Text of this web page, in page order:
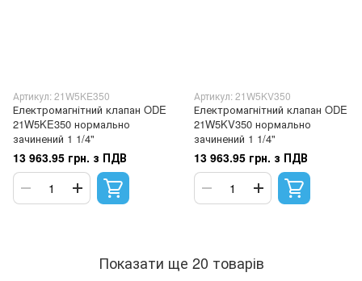
Артикул: 21W5KE350
Електромагнітний клапан ODE
21W5KE350 нормально
зачинений 1 1/4"
13 963.95 грн. з ПДВ
Артикул: 21W5KV350
Електромагнітний клапан ODE
21W5KV350 нормально
зачинений 1 1/4"
13 963.95 грн. з ПДВ
Показати ще 20 товарів